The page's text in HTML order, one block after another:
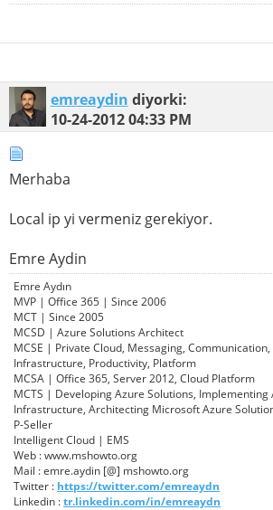
emreaydin diyorki:
10-24-201204:33 PM
Merhaba
Local ip yi vermeniz gerekiyor.
Emre Aydin
Emre Aydın
MVP | Office 365 | Since 2006
MCT | Since 2005
MCSD | Azure Solutions Architect
MCSE | Private Cloud, Messaging,
Infrastructure, Productivity, Platform
MCSA | Office 365, Server 2012, Cloud Platform
MCTS | Developing Azure Solutions, Implementing
Infrastructure, Architecting Microsoft Azure
P-Seller
Intelligent Cloud | EMS
Web : www.mshowto.org
Mail : emre.aydin [@] mshowto.org
Twitter : https://twitter.com/emreaydn
Linkedin :tr.linkedin.com/in/emreaydn